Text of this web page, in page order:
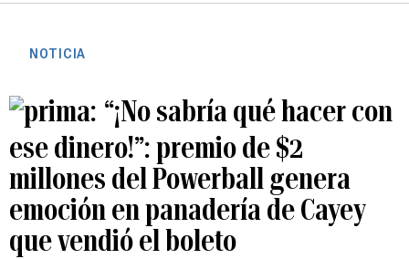
NOTICIA
“¡No sabría qué hacer con
ese dinero!”: premio de $2
millones del Powerball genera
emoción en panadería de Cayey
que vendió el boleto